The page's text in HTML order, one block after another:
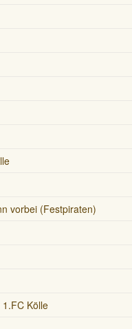
vorbei (Festpiraten)
Kölle